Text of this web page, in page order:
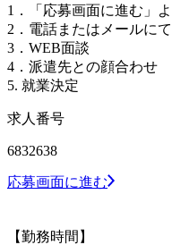
1．「応募画面に進む」
2．電話またはメールに
3．WEB面談
4．派遣先との顔合わせ
5. 就業決定
求人番号
6832638
応募画面に進む
【勤務時間】